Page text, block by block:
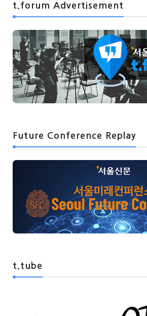
t.forum Advertisement
Future Conference Replay
t.tube